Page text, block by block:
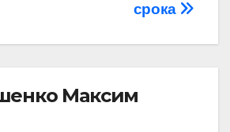
срока
Максим